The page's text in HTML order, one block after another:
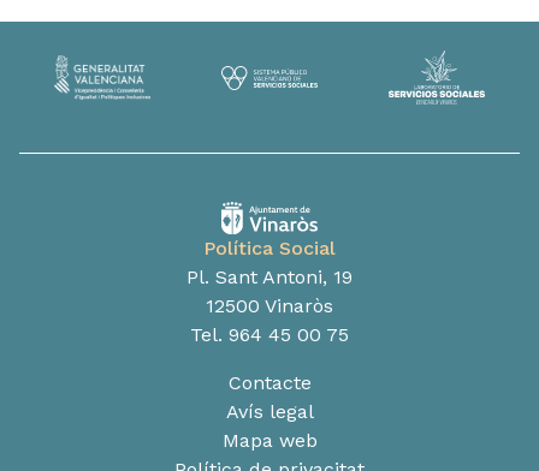
Política Social
Pl. Sant Antoni, 19
12500 Vinaròs
Tel. 964 45 00 75
Contacte
Avís legal
Mapa web